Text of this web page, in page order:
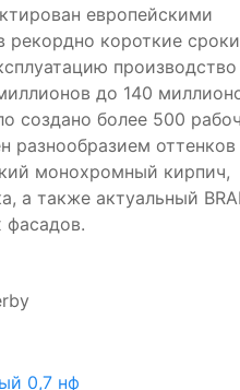
европейскими
рекордно короткие
до 140
создано более 500
разнообразием
монохромный кирпич,
а также актуальный
фасадов.